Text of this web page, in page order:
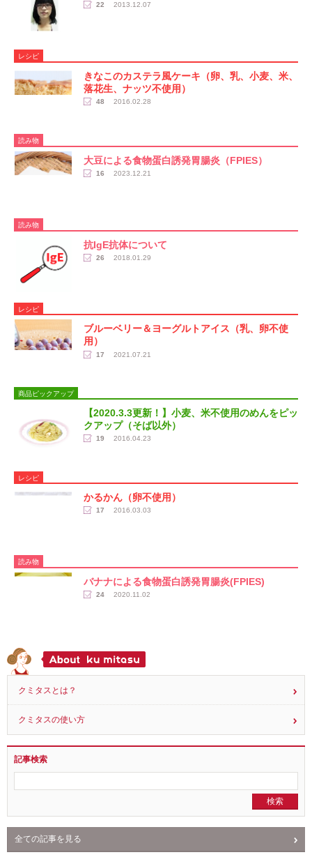
22 2013.12.07
レシピ
きなこのカステラ風ケーキ（卵、乳、小麦、米、
落花生、ナッツ不使用）
48 2016.02.28
読み物
​大豆による食物蛋白誘発胃腸炎（FPIES）
16 2023.12.21
読み物
抗IgE抗体について
26 2018.01.29
レシピ
ブルーベリー＆ヨーグルトアイス（乳、卵不使
用）
17 2021.07.21
商品ピックアップ
【2020.3.3更新！】小麦、米不使用のめんをピッ
クアップ（そば以外）
19 2016.04.23
レシピ
かるかん（卵不使用）
17 2016.03.03
読み物
バナナによる食物蛋白誘発胃腸炎(FPIES)
24 2020.11.02
クミタスとは？
クミタスの使い方
記事検索
全ての記事を見る